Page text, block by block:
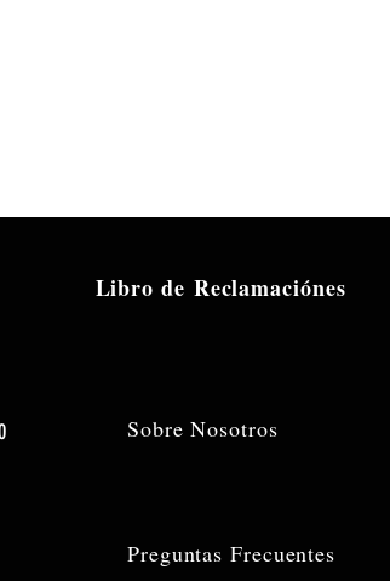
Libro de Reclamaciónes
Sobre Nosotros
Preguntas Frecuentes